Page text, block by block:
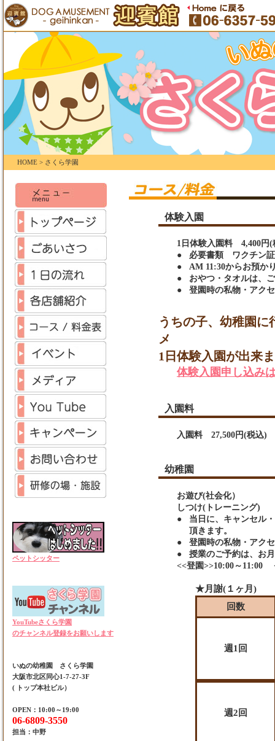
HOME > さくら学園
ペットシッター
YouTubeさくら学園
のチャンネル登録をお願いします
いぬの幼稚園 さくら学園
大阪市北区同心1-7-27-3F
( トップ本社ビル）
OPEN：10:00～19:00
06-6809-3550
担当：中野
体験入園
1日体験入園料 4,400円(
●
必要書類 ワクチン
●
AM 11:30からお預か
●
おやつ・タオルは、
●
登園時の私物・アク
うちの子、幼稚園に
メ
1日体験入園が出来
体験入園申し込み
入園料
入園料 27,500円(税込)
幼稚園
お遊び(社会化）
しつけ(トレーニング)
●
当日に、キャンセル
頂きます。
●
登園時の私物・アク
●
授業のご予約は、お
<<登園>>10:00～11:00
★月謝(１ヶ月)
回数
週1回
週2回